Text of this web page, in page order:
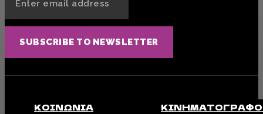
SUBSCRIBE TO NEWSLETTER
ΚΟΙΝΩΝΊΑ